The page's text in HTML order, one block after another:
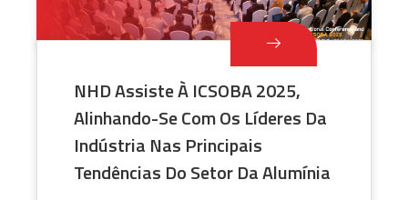
NHD Assiste À ICSOBA 2025,
Alinhando-Se Com Os Líderes Da
Indústria Nas Principais
Tendências Do Setor Da Alumínia